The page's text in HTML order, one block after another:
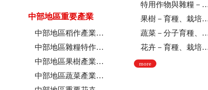
中部地區重要產業
中部地區稻作產業現況
中部地區雜糧特作產業現況
中部地區果樹產業現況
中部地區蔬菜產業現況
特用作物與雜糧－育種、栽培技術
果樹－育種、栽培技術
蔬菜－分子育種、育種、栽培技術
花卉－育種、栽培技術、採後技術、組織培養、園藝療育、產業推廣
more